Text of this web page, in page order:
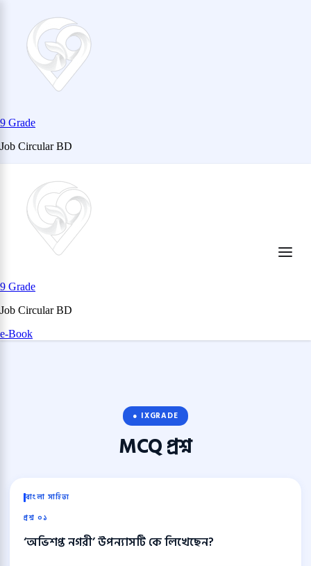
9 Grade
Job Circular BD
content
9 Grade
Job Circular BD
e-Book
● IXGRADE
MCQপ্রশ্ন
বাংলা সাহিত্য
প্রশ্ন ০১
‘অভিশপ্ত নগরী’ উপন্যাসটি কে লিখেছেন?